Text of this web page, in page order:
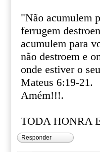
"Não acumulem
ferrugem
acumulem para
não destroem e
onde estiver o
Mateus 6:19-21.
Amém!!!.
TODA HONRA
Responder